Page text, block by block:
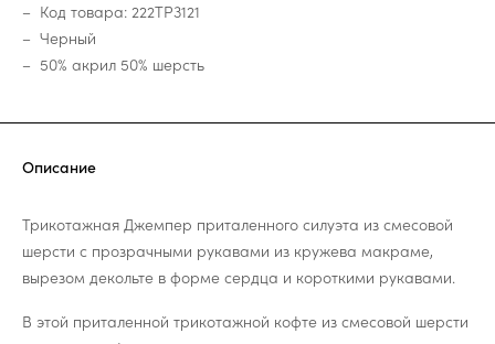
Код товара: 222TP3121
Черный
50% акрил 50% шерсть
Описание
Трикотажная Джемпер приталенного силуэта из смесовой
шерсти с прозрачными рукавами из кружева макраме,
вырезом декольте в форме сердца и короткими рукавами.
В этой приталенной трикотажной кофте из смесовой шерсти